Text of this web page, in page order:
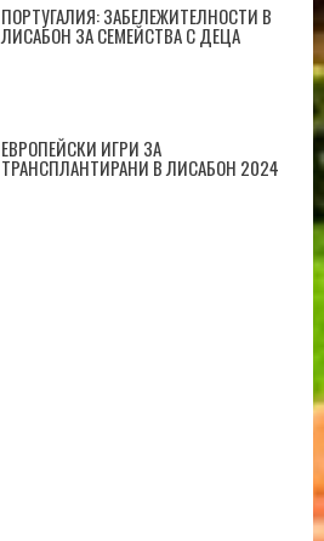
ПОРТУГАЛИЯ: ЗАБЕЛЕЖИТЕЛНОСТИ В
ЛИСАБОН ЗА СЕМЕЙСТВА С ДЕЦА
ЕВРОПЕЙСКИ ИГРИ ЗА
ТРАНСПЛАНТИРАНИ В ЛИСАБОН 2024